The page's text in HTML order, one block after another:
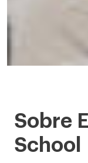
EU
Business
Sobre
School